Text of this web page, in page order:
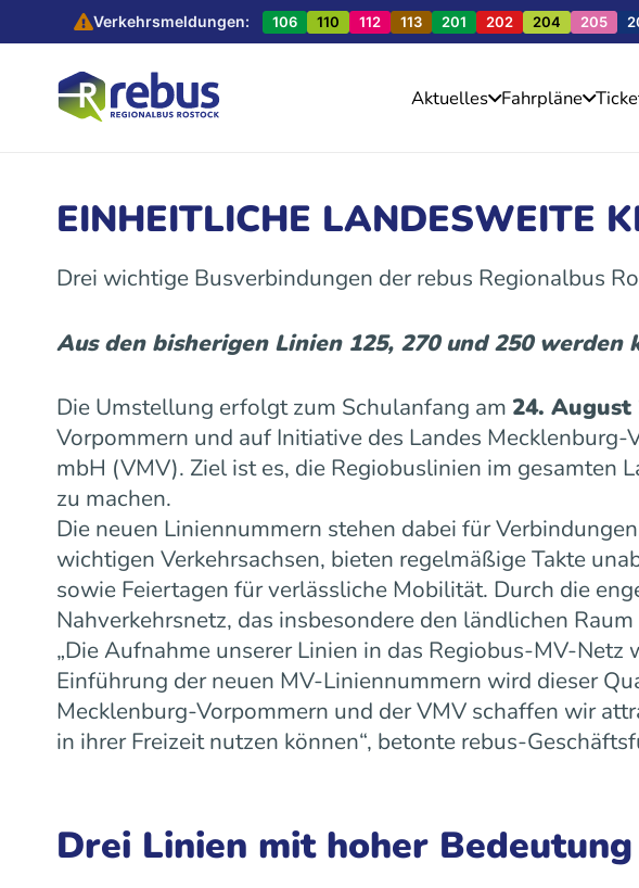
Verkehrsmeldungen: 106 110 112 113 201 202 204 205
Aktuelles Fahrpläne
EINHEITLICHE LANDESWEITE
Drei wichtige Busverbindungen der rebus Regionalbus
Aus den bisherigen Linien 125, 270 und 250
Die Umstellung erfolgt zum Schulanfang am 24. August
Vorpommern und auf Initiative des Landes
mbH (VMV). Ziel ist es, die Regiobuslinien im gesamten
zu machen.
Die neuen Liniennummern stehen dabei für
wichtigen Verkehrsachsen, bieten regelmäßige Takte
sowie Feiertagen für verlässliche Mobilität. Durch die
Nahverkehrsnetz, das insbesondere den ländlichen
„Die Aufnahme unserer Linien in das Regiobus-MV-
Einführung der neuen MV-Liniennummern wird dieser
Mecklenburg-Vorpommern und der VMV schaffen wir
in ihrer Freizeit nutzen können“, betonte rebus-
Drei Linien mit hoher